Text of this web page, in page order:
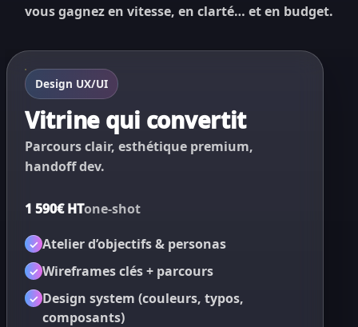
vous gagnez en vitesse, en clarté… et en budget.
Design UX/UI
Vitrine qui convertit
Parcours clair, esthétique premium,
handoff dev.
1 590€ HTone-shot
✓ Atelier d’objectifs & personas
✓ Wireframes clés + parcours
✓ Design system (couleurs, typos,
composants)